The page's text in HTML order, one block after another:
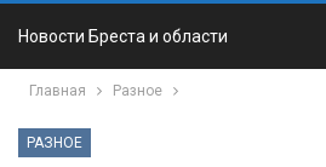
Новости Бреста и области
Главная Разное
РАЗНОЕ